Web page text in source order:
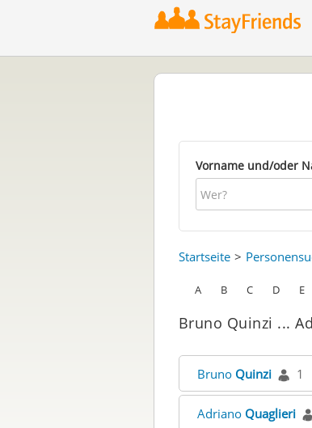
Vorname und/oder
Startseite
A B C D E
Bruno Quinzi ...
Bruno Quinzi 1
Adriano Quaglieri